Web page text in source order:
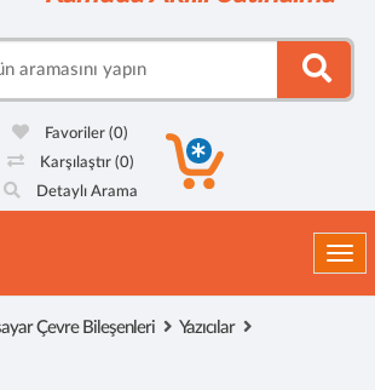
Favoriler(0)
Karşılaştır (0)
Detaylı Arama
Çevre Bileşenleri Yazıcılar